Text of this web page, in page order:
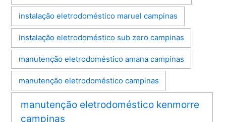
instalação eletrodoméstico maruel campinas
instalação eletrodoméstico sub zero campinas
manutenção eletrodoméstico amana campinas
manutenção eletrodoméstico campinas
manutenção eletrodoméstico kenmorre
campinas